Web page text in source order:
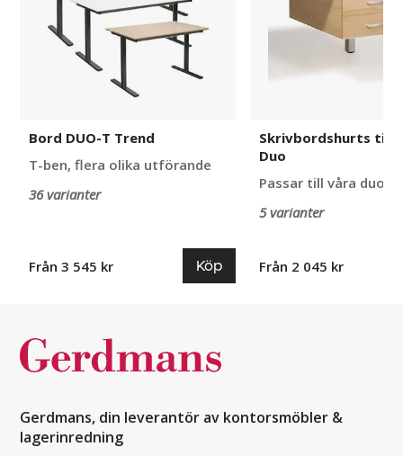
Bord DUO-T Trend
T-ben, flera olika utförande
36 varianter
Från 3 545 kr Köp
Skrivbordshurts till
Duo
Passar till våra duo-
5 varianter
Från 2 045 kr
Gerdmans, din leverantör av kontorsmöbler &
lagerinredning